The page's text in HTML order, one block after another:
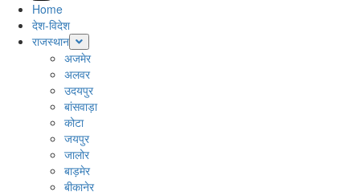
Home
देश-विदेश
राजस्थान
अजमेर
अलवर
उदयपुर
बांसवाड़ा
कोटा
जयपुर
जालोर
बाड़मेर
बीकानेर